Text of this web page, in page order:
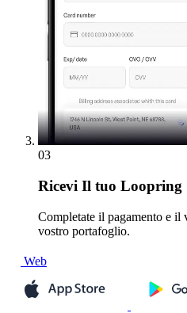
03
Ricevi Il tuo Loopring
Completate il pagamento e il
vostro portafoglio.
Web